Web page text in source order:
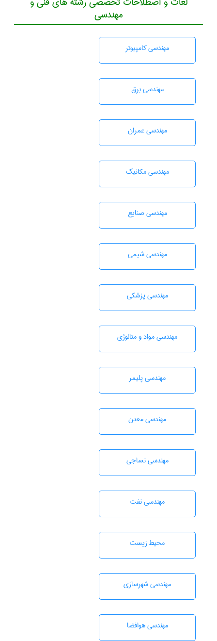
مهندسی
مهندسی كامپيوتر
مهندسی برق
مهندسی عمران
مهندسی مکانیک
مهندسی صنايع
مهندسي شيمی
مهندسی پزشکی
مهندسی مواد و متالوژی
مهندسی پليمر
مهندسی معدن
مهندسي نساجی
مهندسی نفت
محيط زيست
مهندسی شهرسازی
مهندسی هوافضا